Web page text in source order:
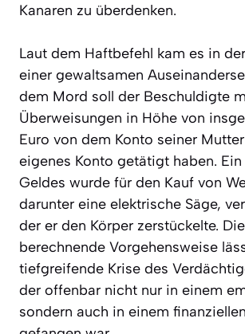
Kanaren zu überdenken.
Laut dem Haftbefehl kam es in
einer gewaltsamen
dem Mord soll der Beschuldigte
Überweisungen in Höhe von
Euro von dem Konto seiner
eigenes Konto getätigt haben. Ein
Geldes wurde für den Kauf von
darunter eine elektrische Säge,
der er den Körper zerstückelte.
berechnende Vorgehensweise
tiefgreifende Krise des
der offenbar nicht nur in einem
sondern auch in einem